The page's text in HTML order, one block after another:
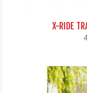
X-RIDE